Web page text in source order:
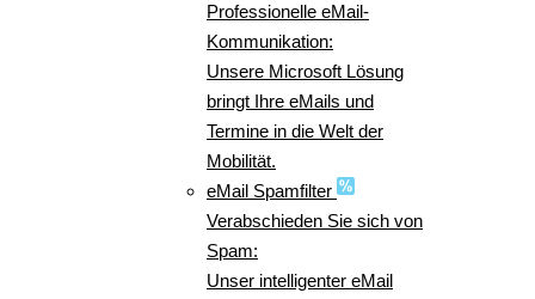
Professionelle eMail-
Kommunikation:
Unsere Microsoft Lösung
bringt Ihre eMails und
Termine in die Welt der
Mobilität.
eMail Spamfilter
Verabschieden Sie sich von
Spam:
Unser intelligenter eMail